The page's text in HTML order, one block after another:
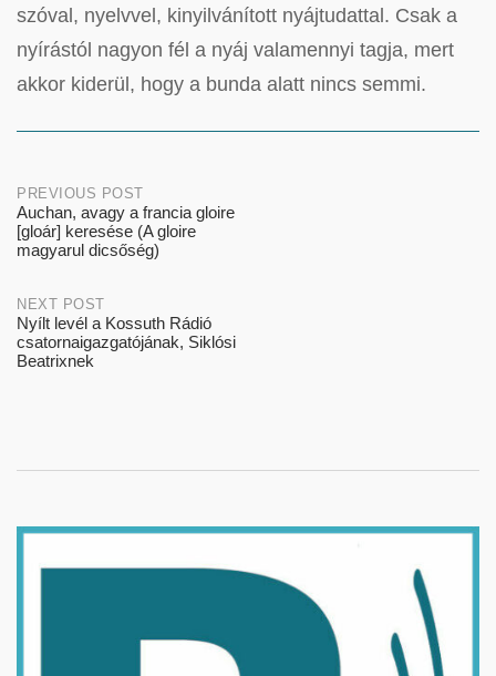
szóval, nyelvvel, kinyilvánított nyájtudattal. Csak a
nyírástól nagyon fél a nyáj valamennyi tagja, mert
akkor kiderül, hogy a bunda alatt nincs semmi.
Post
navigation
PREVIOUS POST
Auchan, avagy a francia gloire
[gloár] keresése (A gloire
magyarul dicsőség)
NEXT POST
Nyílt levél a Kossuth Rádió
csatornaigazgatójának, Siklósi
Beatrixnek